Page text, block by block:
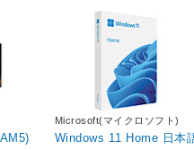
Microsoft(マイクロソフト)
Windows 11 Home 日本